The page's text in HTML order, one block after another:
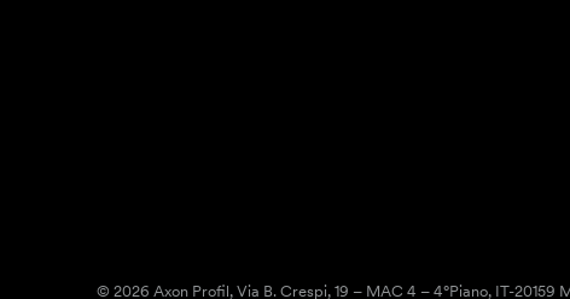
© 2026 Axon Profil, Via B. Crespi, 19 – MAC 4 – 4°Piano, IT-20159